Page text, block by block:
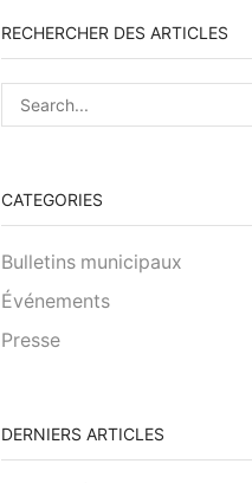
RECHERCHER DES ARTICLES
CATEGORIES
Bulletins municipaux
Événements
Presse
DERNIERS ARTICLES